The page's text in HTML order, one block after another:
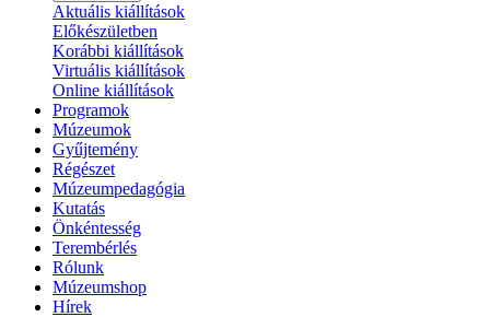
Aktuális kiállítások
Előkészületben
Korábbi kiállítások
Virtuális kiállítások
Online kiállítások
Programok
Múzeumok
Gyűjtemény
Régészet
Múzeumpedagógia
Kutatás
Önkéntesség
Terembérlés
Rólunk
Múzeumshop
Hírek